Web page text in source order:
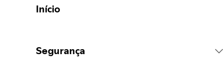
Início
Segurança